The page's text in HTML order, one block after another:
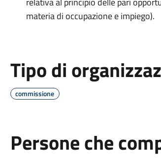
materia di occupazione e impiego).
Tipo di
commissione
Persone che